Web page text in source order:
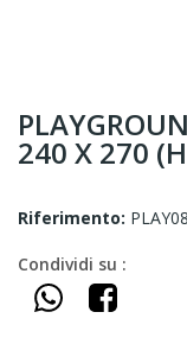
240 X 270
Riferimento:
Condividi su :